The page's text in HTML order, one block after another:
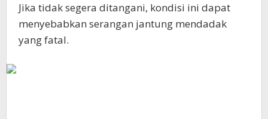
Jika tidak segera ditangani, kondisi ini dapat
menyebabkan serangan jantung mendadak
yang fatal.